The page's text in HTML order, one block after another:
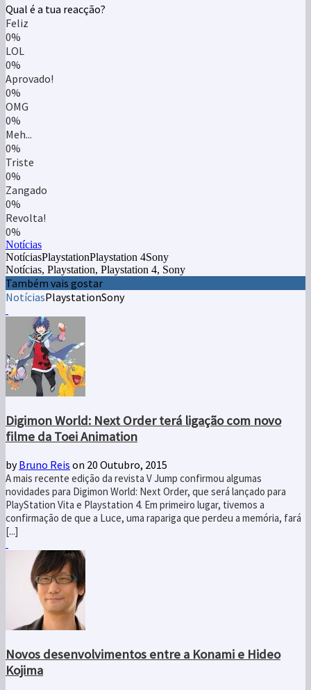
Qual é a tua reacção?
Feliz
0%
LOL
0%
Aprovado!
0%
OMG
0%
Meh...
0%
Triste
0%
Zangado
0%
Revolta!
0%
Notícias
NotíciasPlaystationPlaystation 4Sony
Notícias, Playstation, Playstation 4, Sony
Também vais gostar
NotíciasPlaystationSony
Digimon World: Next Order terá ligação com novo
filme da Toei Animation
byBruno Reis on 20 Outubro, 2015
A mais recente edição da revista V Jump confirmou algumas
novidades para Digimon World: Next Order, que será lançado para
PlayStation Vita e Playstation 4. Em primeiro lugar, tivemos a
confirmação de que a Luce, uma rapariga que perdeu a memória, fará
[...]
Novos desenvolvimentos entre a Konami e Hideo
Kojima